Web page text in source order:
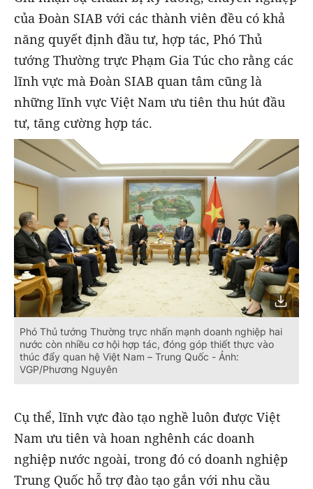
của Đoàn SIAB với các thành viên đều có khả
năng quyết định đầu tư, hợp tác, Phó Thủ
tướng Thường trực Phạm Gia Túc cho rằng các
lĩnh vực mà Đoàn SIAB quan tâm cũng là
những lĩnh vực Việt Nam ưu tiên thu hút đầu
tư, tăng cường hợp tác.
Phó Thủ tướng Thường trực nhấn mạnh doanh nghiệp hai
nước còn nhiều cơ hội hợp tác, đóng góp thiết thực vào
thúc đẩy quan hệ Việt Nam – Trung Quốc - Ảnh:
VGP/Phương Nguyên
Cụ thể, lĩnh vực đào tạo nghề luôn được Việt
Nam ưu tiên và hoan nghênh các doanh
nghiệp nước ngoài, trong đó có doanh nghiệp
Trung Quốc hỗ trợ đào tạo gắn với nhu cầu